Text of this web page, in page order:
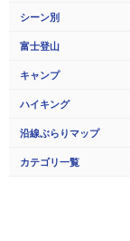
シーン別
富士登山
キャンプ
ハイキング
沿線ぶらりマップ
カテゴリ一覧